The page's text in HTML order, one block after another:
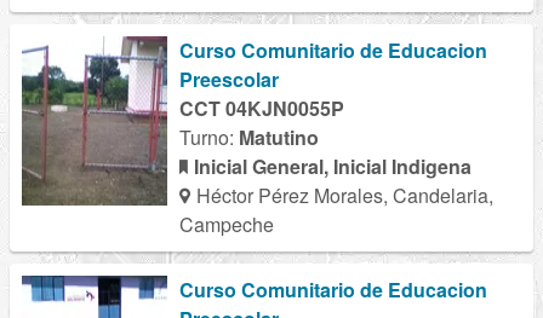
Curso Comunitario de Educacion
Preescolar
CCT 04KJN0055P
Turno: Matutino
Inicial General, Inicial Indigena
Héctor Pérez Morales, Candelaria,
Campeche
Curso Comunitario de Educacion